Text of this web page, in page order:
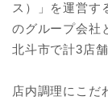
ス）」を運営す
のグループ会社
北斗市で計3店
店内調理にこだ